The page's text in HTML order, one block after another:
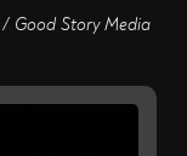
/ Good Story Media